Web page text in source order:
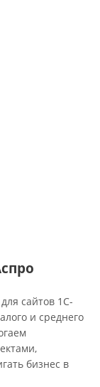
сайтов 1С-
и среднего
бизнес в